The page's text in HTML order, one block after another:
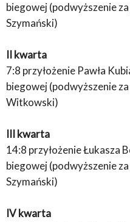
biegowej (podwyższenie
Szymański)
II kwarta
7:8 przyłożenie Pawła
biegowej (podwyższenie
Witkowski)
III kwarta
14:8 przyłożenie Łukasza
biegowej (podwyższenie
Szymański)
IV kwarta